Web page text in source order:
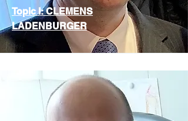
Topic I: CLEMENS
LADENBURGER